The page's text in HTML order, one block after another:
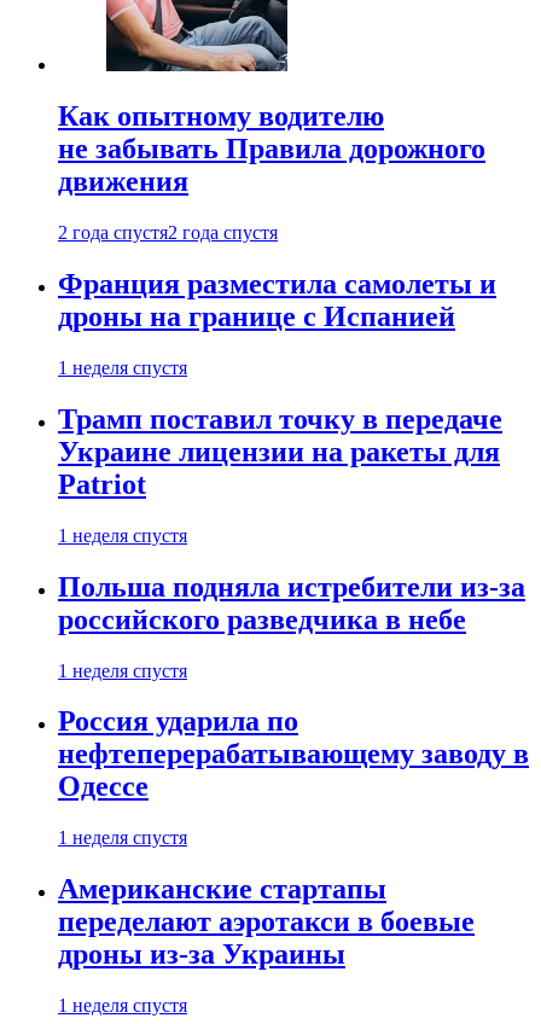
Как опытному водителю
не забывать Правила дорожного
движения
2 года спустя2 года спустя
Франция разместила самолеты и
дроны на границе с Испанией
1 неделя спустя
Трамп поставил точку в передаче
Украине лицензии на ракеты для
Patriot
1 неделя спустя
Польша подняла истребители из-за
российского разведчика в небе
1 неделя спустя
Россия ударила по
нефтеперерабатывающему заводу в
Одессе
1 неделя спустя
Американские стартапы
переделают аэротакси в боевые
дроны из-за Украины
1 неделя спустя